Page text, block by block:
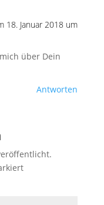
18. Januar 2018 um
über Dein
Antworten